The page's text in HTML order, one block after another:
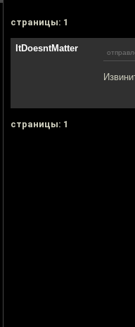
cтраницы: 1
ItDoesntMatter
cтраницы: 1